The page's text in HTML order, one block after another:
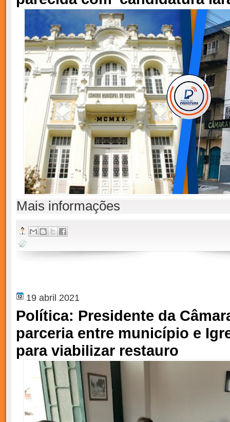
Mais informações
19 abril 2021
Política: Presidente da
parceria entre município e
para viabilizar restauro